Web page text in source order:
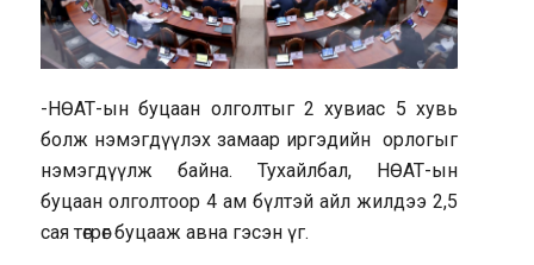
-НӨАТ-ын буцаан олголтыг 2 хувиас 5 хувь
болж нэмэгдүүлэх замаар иргэдийн орлогыг
нэмэгдүүлж байна. Тухайлбал, НӨАТ-ын
буцаан олголтоор 4 ам бүлтэй айл жилдээ 2,5
сая төгрөг буцааж авна гэсэн үг.